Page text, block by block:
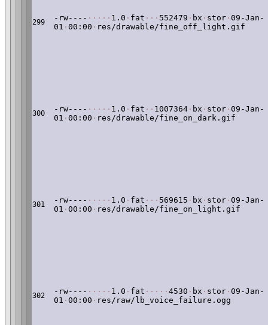
299 -rw---- · · · · · 1.0 · fat · · · 552479 · bx · stor · 09-Jan-
01 · 00:00 · res/drawable/fine_off_light.gif
300 -rw---- · · · · · 1.0 · fat · · 1007364 · bx · stor · 09-Jan-
01 · 00:00 · res/drawable/fine_on_dark.gif
301 -rw---- · · · · · 1.0 · fat · · · 569615 · bx · stor · 09-Jan-
01 · 00:00 · res/drawable/fine_on_light.gif
302 -rw---- · · · · · 1.0 · fat · · · · · 4530 · bx · stor · 09-Jan-
01 · 00:00 · res/raw/lb_voice_failure.ogg